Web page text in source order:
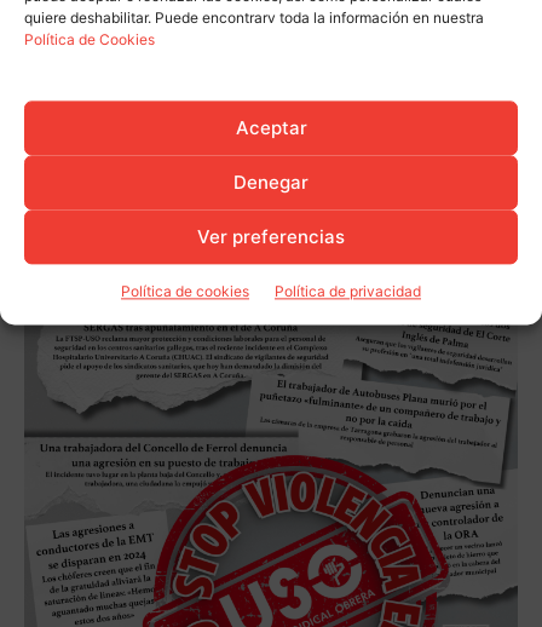
quiere deshabilitar. Puede encontrarv toda la información en nuestra
Política de Cookies
Aceptar
Denegar
Ver preferencias
Política de cookies Política de privacidad